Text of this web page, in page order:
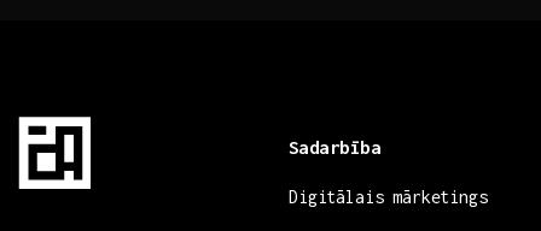
Sadarbība
Digitālais mārketings